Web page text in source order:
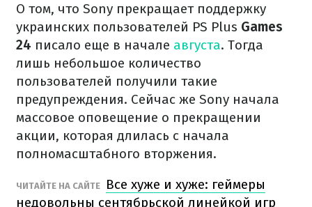
О том, что Sony прекращает поддержку
украинских пользователей PS Plus Games
24 писало еще в начале августа. Тогда
лишь небольшое количество
пользователей получили такие
предупреждения. Сейчас же Sony начала
массовое оповещение о прекращении
акции, которая длилась с начала
полномасштабного вторжения.
ЧИТАЙТЕ НА САЙТЕ
Все хуже и хуже: геймеры
недовольны сентябрьской линейкой игр